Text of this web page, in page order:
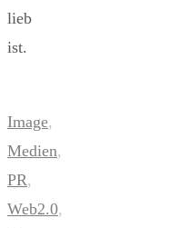
lieb
ist.
Image,
Medien,
PR,
Web2.0,